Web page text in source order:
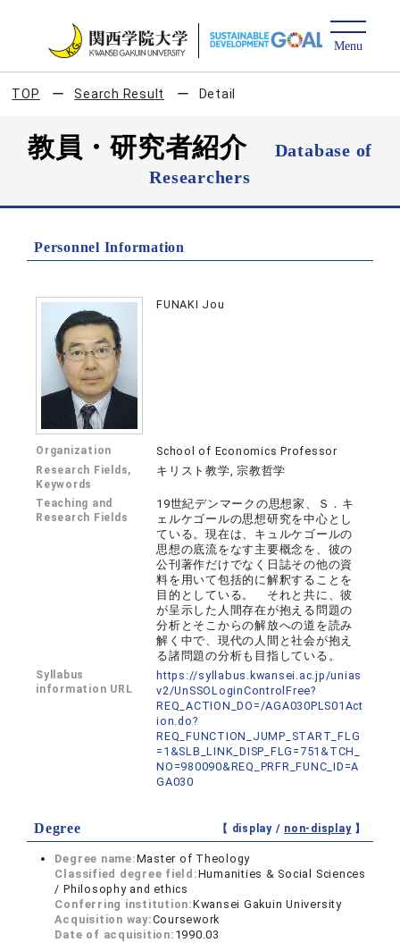
TOP Search Result Detail
教員・研究者紹介
Database of
Researchers
Personnel Information
FUNAKI Jou
Organization School of Economics Professor
Research Fields,
Keywords
キリスト教学, 宗教哲学
Teaching and
Research Fields
19世紀デンマークの思想家、Ｓ．キ
ェルケゴールの思想研究を中心とし
ている。現在は、キュルケゴールの
思想の底流をなす主要概念を、彼の
公刊著作だけでなく日誌その他の資
料を用いて包括的に解釈することを
目的としている。 それと共に、彼
が呈示した人間存在が抱える問題の
分析とそこからの解放への道を読み
解く中で、現代の人間と社会が抱え
る諸問題の分析も目指している。
Syllabus
information URL
https://syllabus.kwansei.ac.jp/unias
v2/UnSSOLoginControlFree?
REQ_ACTION_DO=/AGA030PLS01Act
ion.do?
REQ_FUNCTION_JUMP_START_FLG
=1&SLB_LINK_DISP_FLG=751&TCH_
NO=980090&REQ_PRFR_FUNC_ID=A
GA030
Degree 【 display / non-display】
Degree name:Master of Theology
Classified degree field:Humanities & Social Sciences
/ Philosophy and ethics
Conferring institution:Kwansei Gakuin University
Acquisition way:Coursework
Date of acquisition: 1990.03